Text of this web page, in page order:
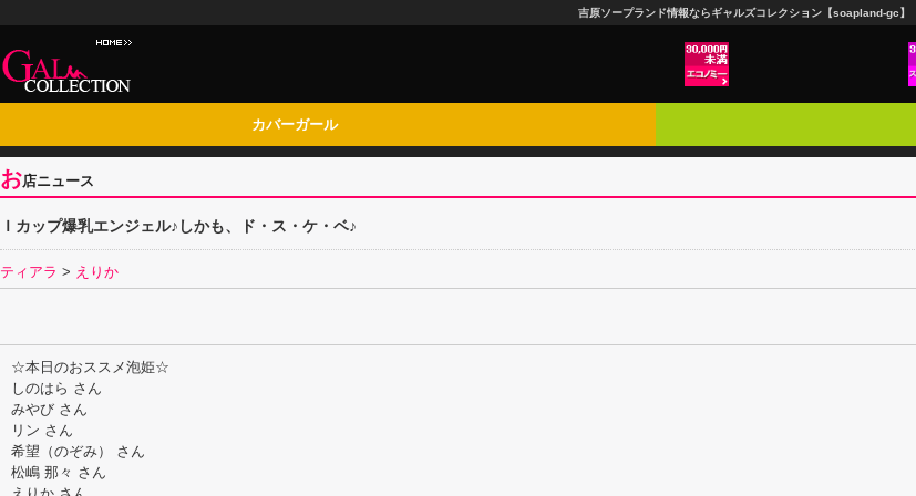
吉原ソープランド情報ならギャルズコレクション【soapland-gc】
カバーガール
お店ニュース
Ｉカップ爆乳エンジェル♪しかも、ド・ス・ケ・ベ♪
ティアラ > えりか
☆本日のおススメ泡姫☆
しのはら さん
みやび さん
リン さん
希望（のぞみ） さん
松嶋 那々 さん